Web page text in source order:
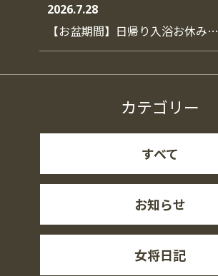
2026.7.28
【お盆期間】日帰り入浴お休み…
カテゴリー
すべて
お知らせ
女将日記